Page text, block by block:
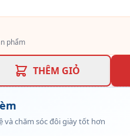
phẩm
THÊM GIỎ
và chăm sóc đôi giày tốt hơn